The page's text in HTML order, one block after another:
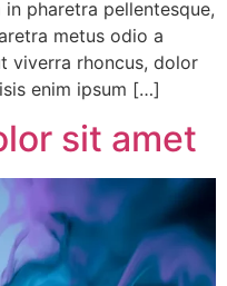
pharetra pellentesque,
metus odio a
viverra rhoncus, dolor
enim ipsum […]
sit amet